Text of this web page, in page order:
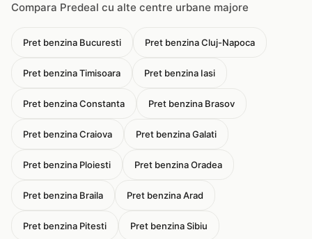
Compara Predeal cu alte centre urbane majore
Pret benzina Bucuresti Pret benzina Cluj-Napoca
Pret benzina Timisoara Pret benzina Iasi
Pret benzina Constanta Pret benzina Brasov
Pret benzina Craiova Pret benzina Galati
Pret benzina Ploiesti Pret benzina Oradea
Pret benzina Braila Pret benzina Arad
Pret benzina Pitesti Pret benzina Sibiu